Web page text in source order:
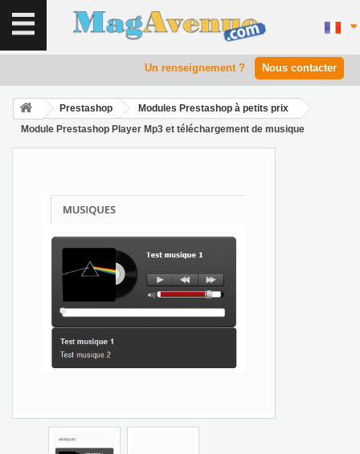
Un renseignement ? Nous contacter
Prestashop
Modules Prestashop à petits prix
Module Prestashop Player Mp3 et téléchargement de musique